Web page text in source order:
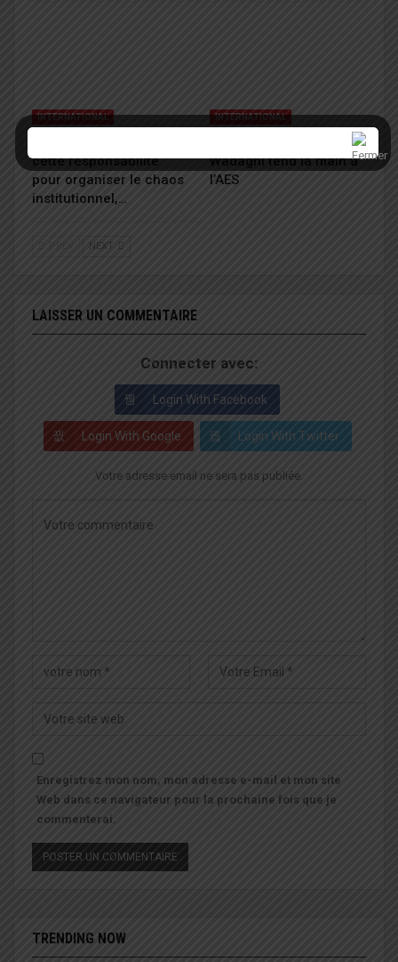
INTERNATIONAL
cette responsabilité
pour organiser le chaos
institutionnel,…
INTERNATIONAL
Wadagni tend la main à
l’AES
NEXT
LAISSER UN COMMENTAIRE
Connecter avec:
Login With Facebook
Login With Google Login With Twitter
Votre adresse email ne sera pas publiée.
Enregistrez mon nom, mon adresse e-mail et mon site
Web dans ce navigateur pour la prochaine fois que je
commenterai.
TRENDING NOW